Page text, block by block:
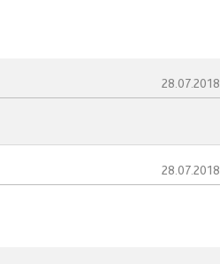
28.07.2018
28.07.2018